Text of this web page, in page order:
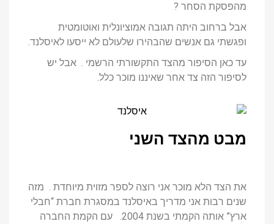
מהפסקת הסחר ?
אבל ברחוב היתה תגובה אמוציונלית ואוטומטית
ופגשתי גם אנשים שהבהירו שלעולם לא ייסעו לאיסלנד.
עד כאן הסיפור מהצד התקשורתי הרשמי . אבל יש
לסיפור הזה צד אחר שאיננו מוכר כלל.
מבט מהצד השני
את הצד הלא מוכר אני רוצה לספר מזוית מיוחדת . מזה
שנים רבות אני מדריך באיסלנד במסגרת חברת “חבלי
ארץ” אותה הקמתי בשנת 2004. עם הקמת החברה